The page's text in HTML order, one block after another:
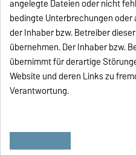
angelegte Dateien oder nicht
bedingte Unterbrechungen
der Inhaber bzw. Betreiber
übernehmen. Der Inhaber bzw.
übernimmt für derartige
Website und deren Links zu
Verantwortung.